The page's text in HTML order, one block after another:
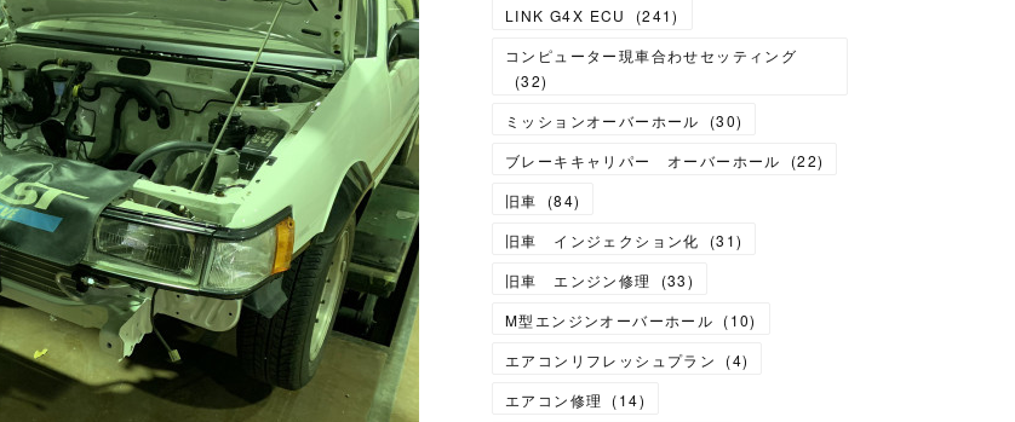
LINK G4X ECU
(241)
コンピューター現車合わせセッティング
(32)
ミッションオーバーホール
(30)
ブレーキキャリパー オーバーホール
(22)
旧車
(84)
旧車 インジェクション化
(31)
旧車 エンジン修理
(33)
M型エンジンオーバーホール (10)
エアコンリフレッシュプラン
(4)
エアコン修理
(14)